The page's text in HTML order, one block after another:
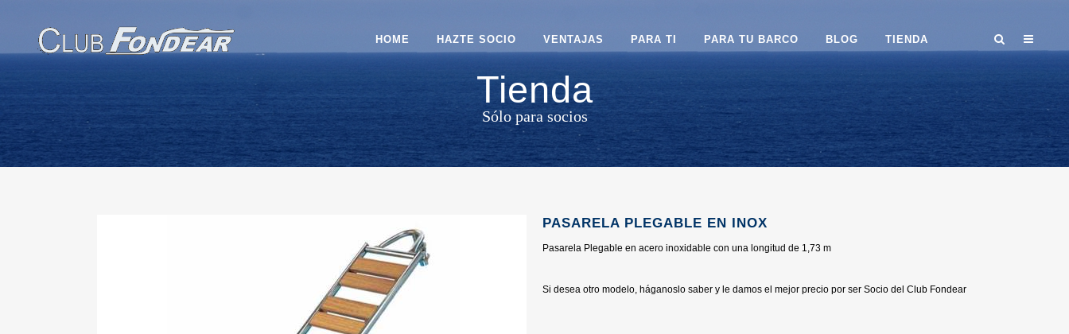
HOME HAZTE SOCIO VENTAJAS PARA TI PARA TU BARCO BLOG TIENDA
Tienda
Sólo para socios
PASARELA PLEGABLE EN INOX
Pasarela Plegable en acero inoxidable con una longitud de 1,73 m
Si desea otro modelo, háganoslo saber y le damos el mejor precio por ser Socio del Club Fondear